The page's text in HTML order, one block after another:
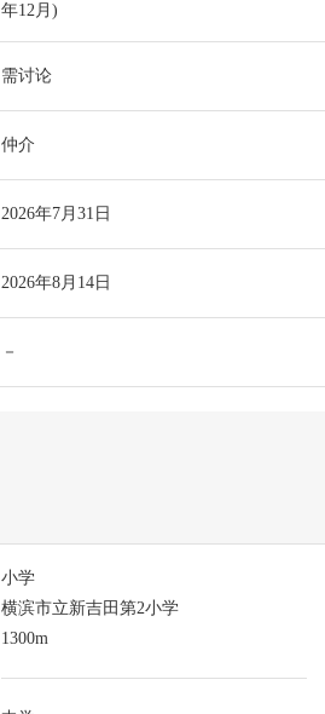
年12月)
需讨论
仲介
2026年7月31日
2026年8月14日
－
小学
横滨市立新吉田第2小学
1300m